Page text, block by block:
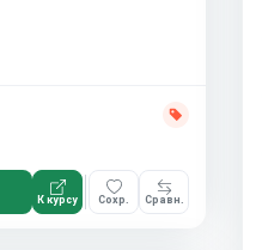
К курсу Сохр. Сравн.